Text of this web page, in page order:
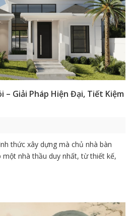
– Giải Pháp Hiện Đại, Tiết Kiệm
thức xây dựng mà chủ nhà bàn
một nhà thầu duy nhất, từ thiết kế,